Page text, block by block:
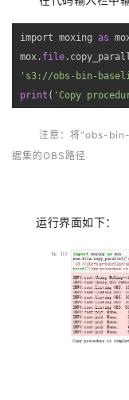
import moxing as
mox. file
's3://obs-bin-
print ( 'Copy
注意：将“obs-
据集的OBS路径
运行界面如下：